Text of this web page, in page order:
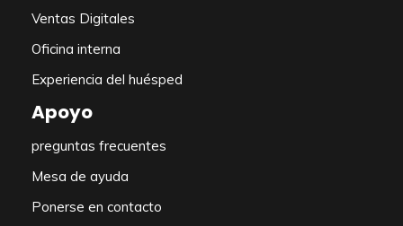
Ventas Digitales
Oficina interna
Experiencia del huésped
Apoyo
preguntas frecuentes
Mesa de ayuda
Ponerse en contacto